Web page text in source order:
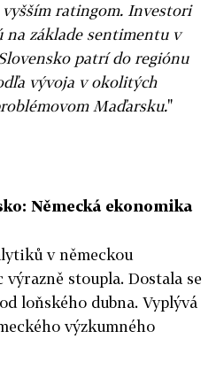
ratingom. Investori
na základe sentimentu v
patrí do regiónu
vývoja v okolitých
Maďarsku."
Německá ekonomika
v německou
stoupla. Dostala se
loňského dubna. Vyplývá
výzkumného